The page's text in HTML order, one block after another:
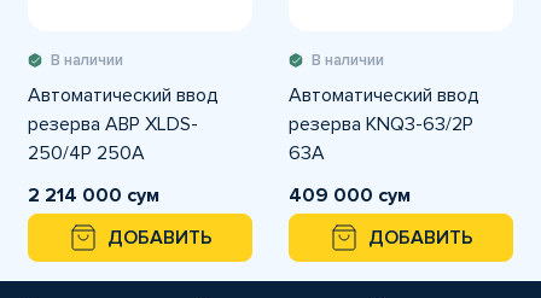
В наличии
Автоматический ввод
резерва АВР XLDS-
250/4P 250A
2 214 000 сум
ДОБАВИТЬ
В наличии
Автоматический ввод
резерва KNQ3-63/2P
63А
409 000 сум
ДОБАВИТЬ